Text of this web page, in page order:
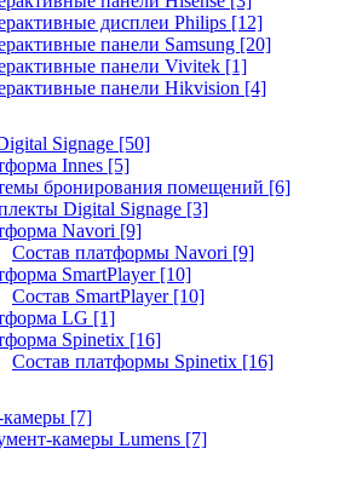
дисплеи Philips [12]
панели Samsung [20]
панели Vivitek [1]
панели Hikvision [4]
Signage [50]
Innes [5]
бронирования помещений [6]
Digital Signage [3]
Navori [9]
Состав платформы Navori [9]
SmartPlayer [10]
Состав SmartPlayer [10]
LG [1]
Spinetix [16]
Состав платформы Spinetix [16]
[7]
камеры Lumens [7]